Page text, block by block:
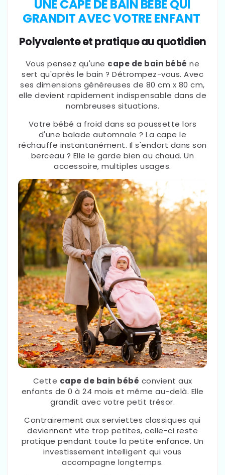
UNE CAPE DE BAIN BÉBÉ QUI
GRANDIT AVEC VOTRE ENFANT
Polyvalente et pratique au quotidien
Vous pensez qu'une cape de bain bébé ne
sert qu'après le bain ? Détrompez-vous. Avec
ses dimensions généreuses de 80 cm x 80 cm,
elle devient rapidement indispensable dans de
nombreuses situations.
Votre bébé a froid dans sa poussette lors
d'une balade automnale ? La cape le
réchauffe instantanément. Il s'endort dans son
berceau ? Elle le garde bien au chaud. Un
accessoire, multiples usages.
Cette cape de bain bébé convient aux
enfants de 0 à 24 mois et même au-delà. Elle
grandit avec votre petit trésor.
Contrairement aux serviettes classiques qui
deviennent vite trop petites, celle-ci reste
pratique pendant toute la petite enfance. Un
investissement intelligent qui vous
accompagne longtemps.